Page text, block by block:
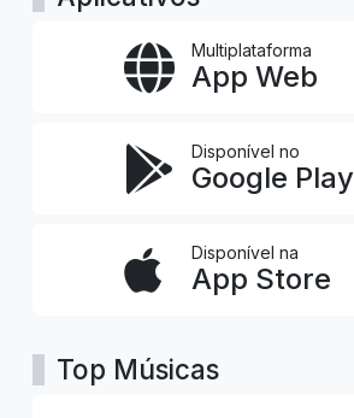
Multiplataforma
App Web
Disponível no
Google Play
Disponível na
App Store
Top Músicas